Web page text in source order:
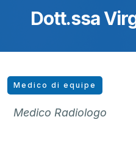
Dott.ssa
Medico di equipe
Medico Radiologo